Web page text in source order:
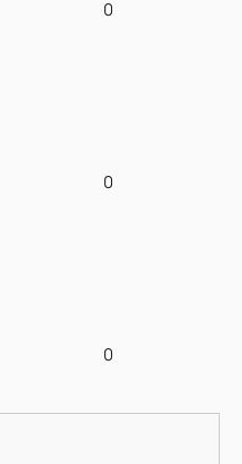
0
0
0